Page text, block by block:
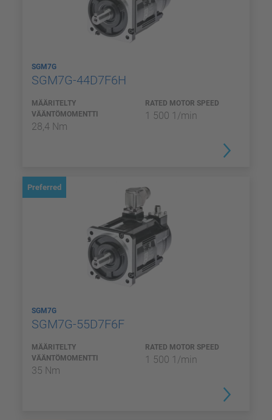
SGM7G
SGM7G-44D7F6H
MÄÄRITELTY
VÄÄNTÖMOMENTTI
28,4 Nm
RATED MOTOR SPEED
1 500 1/min
Preferred
SGM7G
SGM7G-55D7F6F
MÄÄRITELTY
VÄÄNTÖMOMENTTI
35 Nm
RATED MOTOR SPEED
1 500 1/min